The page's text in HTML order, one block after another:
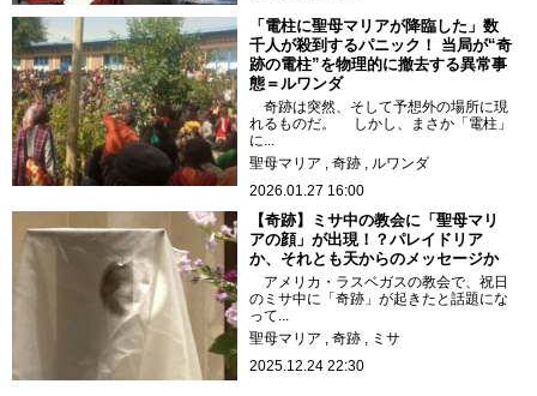
「電柱に聖母マリアが降臨した」数
千人が殺到するパニック！ 当局が“奇
跡の電柱”を物理的に撤去する異常事
態＝ルワンダ
奇跡は突然、そして予想外の場所に現
れるものだ。 しかし、まさか「電柱」
に...
聖母マリア
奇跡
ルワンダ
2026.01.27 16:00
【奇跡】ミサ中の教会に「聖母マリ
アの顔」が出現！？パレイドリア
か、それとも天からのメッセージか
アメリカ・ラスベガスの教会で、祝日
のミサ中に「奇跡」が起きたと話題にな
って...
聖母マリア
奇跡
ミサ
2025.12.24 22:30